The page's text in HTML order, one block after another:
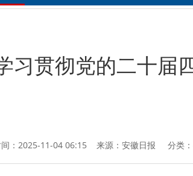
习贯彻党的二十届
间：2025-11-04 06:15 来源： 安徽日报 分类